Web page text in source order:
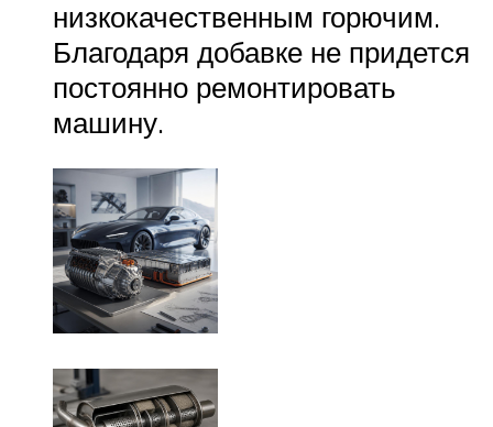
низкокачественным горючим.
Благодаря добавке не придется
постоянно ремонтировать
машину.